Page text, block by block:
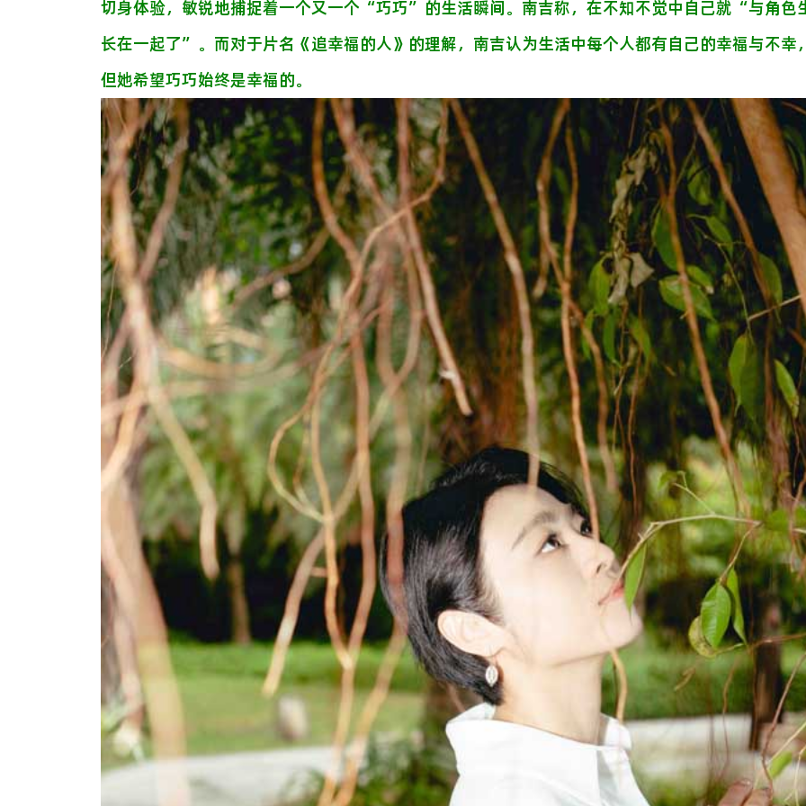
切身体验，敏锐地捕捉着一个又一个“巧巧”的生活瞬间。南吉称，在不知不觉中自己就“与角色
长在一起了”。而对于片名《追幸福的人》的理解，南吉认为生活中每个人都有自己的幸福与不幸
但她希望巧巧始终是幸福的。